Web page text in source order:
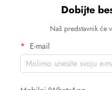
Dobijte
Naš predstavnik će
E-mail